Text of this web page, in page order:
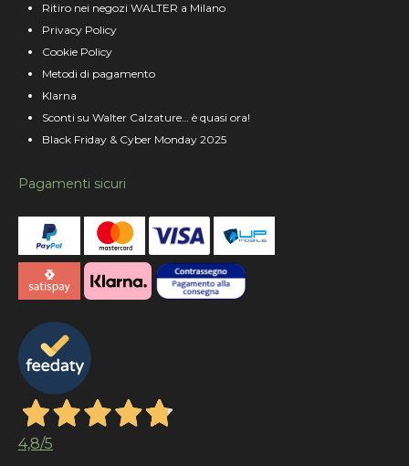
Ritiro nei negozi WALTER a Milano
Privacy Policy
Cookie Policy
Metodi di pagamento
Klarna
Sconti su Walter Calzature… è quasi ora!
Black Friday & Cyber Monday 2025
Pagamenti sicuri
4,8/5